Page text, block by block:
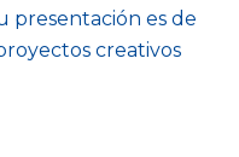
presentación es de
creativos